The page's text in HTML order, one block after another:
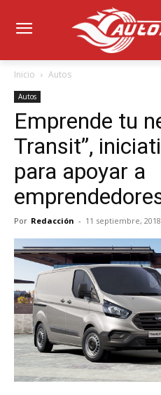
Inicio Autos
Autos
Emprende tu
Transit”,
para apoyar a
Por Redacción - 11 septiembre, 2018